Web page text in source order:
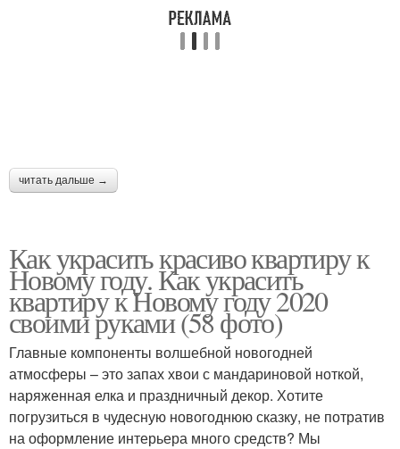
читать дальше →
Как украсить красиво квартиру к
Новому году. Как украсить
квартиру к Новому году 2020
своими руками (58 фото)
Главные компоненты волшебной новогодней
атмосферы – это запах хвои с мандариновой ноткой,
наряженная елка и праздничный декор. Хотите
погрузиться в чудесную новогоднюю сказку, не потратив
на оформление интерьера много средств? Мы